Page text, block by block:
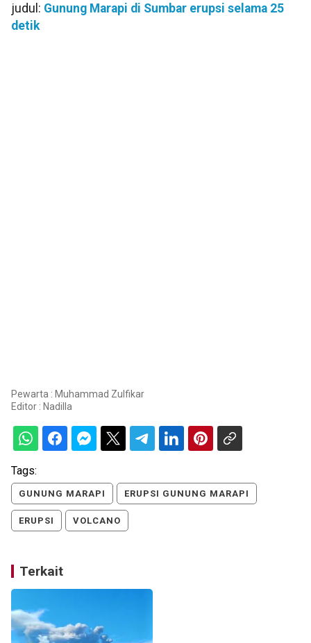
judul: Gunung Marapi di Sumbar erupsi selama 25
detik
Pewarta : Muhammad Zulfikar
Editor : Nadilla
Tags:
GUNUNG MARAPI ERUPSI GUNUNG MARAPI
ERUPSI VOLCANO
Terkait